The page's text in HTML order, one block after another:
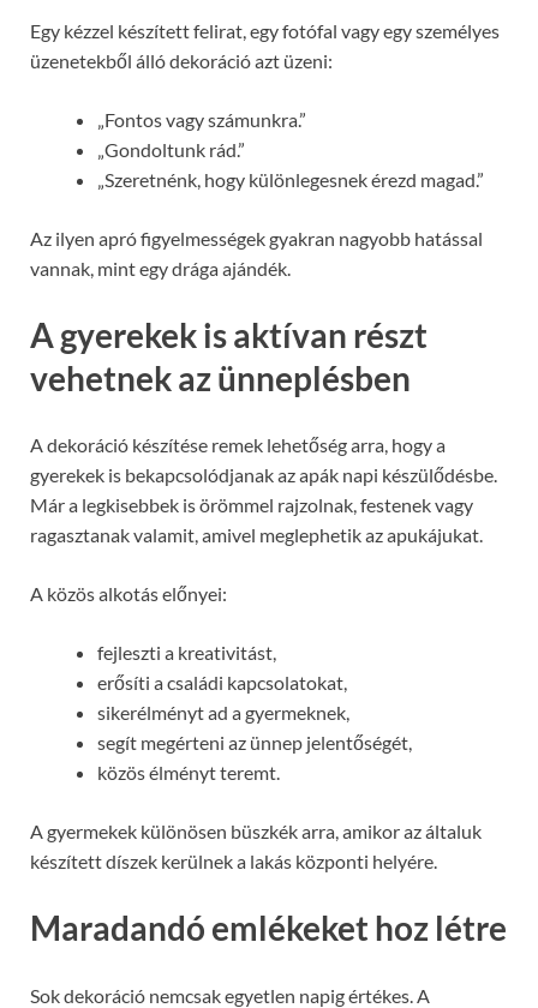
Egy kézzel készített felirat, egy fotófal vagy egy személyes
üzenetekből álló dekoráció azt üzeni:
„Fontos vagy számunkra.”
„Gondoltunk rád.”
„Szeretnénk, hogy különlegesnek érezd magad.”
Az ilyen apró figyelmességek gyakran nagyobb hatással
vannak, mint egy drága ajándék.
A gyerekek is aktívan részt
vehetnek az ünneplésben
A dekoráció készítése remek lehetőség arra, hogy a
gyerekek is bekapcsolódjanak az apák napi készülődésbe.
Már a legkisebbek is örömmel rajzolnak, festenek vagy
ragasztanak valamit, amivel meglephetik az apukájukat.
A közös alkotás előnyei:
fejleszti a kreativitást,
erősíti a családi kapcsolatokat,
sikerélményt ad a gyermeknek,
segít megérteni az ünnep jelentőségét,
közös élményt teremt.
A gyermekek különösen büszkék arra, amikor az általuk
készített díszek kerülnek a lakás központi helyére.
Maradandó emlékeket hoz létre
Sok dekoráció nemcsak egyetlen napig értékes. A